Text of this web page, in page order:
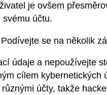
je ovšem
účtu.
se na několik
údaje a nepoužívejte
cílem kybernetických
účty, takže